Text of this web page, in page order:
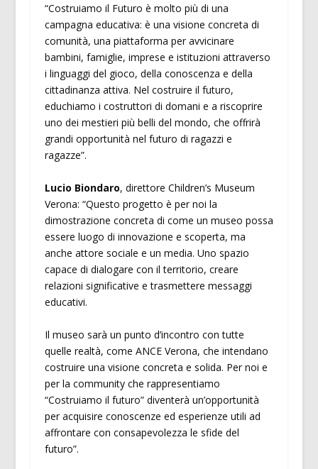
“Costruiamo il Futuro è molto più di una
campagna educativa: è una visione concreta di
comunità, una piattaforma per avvicinare
bambini, famiglie, imprese e istituzioni attraverso
i linguaggi del gioco, della conoscenza e della
cittadinanza attiva. Nel costruire il futuro,
educhiamo i costruttori di domani e a riscoprire
uno dei mestieri più belli del mondo, che offrirà
grandi opportunità nel futuro di ragazzi e
ragazze”.
Lucio Biondaro, direttore Children’s Museum
Verona: “Questo progetto è per noi la
dimostrazione concreta di come un museo possa
essere luogo di innovazione e scoperta, ma
anche attore sociale e un media. Uno spazio
capace di dialogare con il territorio, creare
relazioni significative e trasmettere messaggi
educativi.
Il museo sarà un punto d’incontro con tutte
quelle realtà, come ANCE Verona, che intendano
costruire una visione concreta e solida. Per noi e
per la community che rappresentiamo
“Costruiamo il futuro” diventerà un’opportunità
per acquisire conoscenze ed esperienze utili ad
affrontare con consapevolezza le sfide del
futuro”.